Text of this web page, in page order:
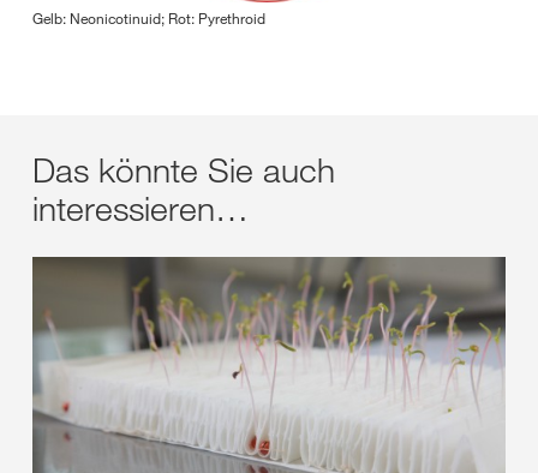
Gelb: Neonicotinuid; Rot: Pyrethroid
Das könnte Sie auch
interessieren…